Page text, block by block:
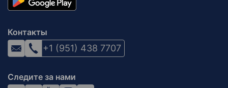
Контакты
+1 (951) 438 7707
Следите за нами